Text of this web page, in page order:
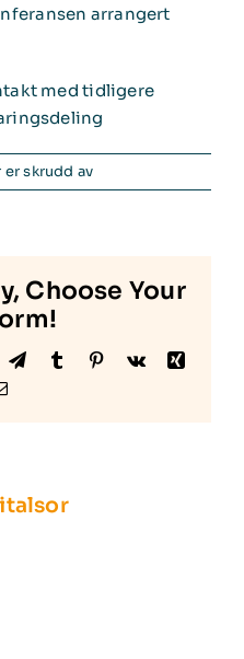
arrangert
med tidligere
skrudd avfor
Hvordan
Campkonferansen?
Choose Your
TelegramTumblr Pinterest
Vk
Xing
E-